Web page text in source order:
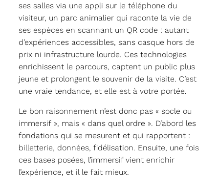
ses salles via une appli sur le téléphone du
visiteur, un parc animalier qui raconte la vie de
ses espèces en scannant un QR code : autant
d’expériences accessibles, sans casque hors de
prix ni infrastructure lourde. Ces technologies
enrichissent le parcours, captent un public plus
jeune et prolongent le souvenir de la visite. C’est
une vraie tendance, et elle est à votre portée.
Le bon raisonnement n’est donc pas « socle ou
immersif », mais « dans quel ordre ». D’abord les
fondations qui se mesurent et qui rapportent :
billetterie, données, fidélisation. Ensuite, une fois
ces bases posées, l’immersif vient enrichir
l’expérience, et il le fait mieux.